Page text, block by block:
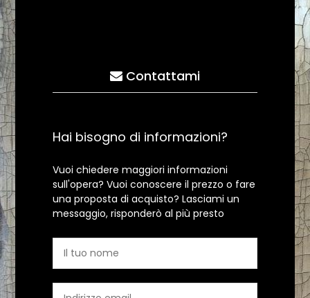
Contattami
Hai bisogno di informazioni?
Vuoi chiedere maggiori informazioni
sull'opera? Vuoi conoscere il prezzo o fare
una proposta di acquisto? Lasciami un
messaggio, risponderò al più presto